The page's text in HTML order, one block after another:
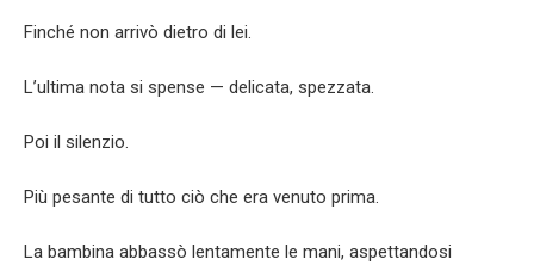
Finché non arrivò dietro di lei.
L’ultima nota si spense — delicata, spezzata.
Poi il silenzio.
Più pesante di tutto ciò che era venuto prima.
La bambina abbassò lentamente le mani, aspettandosi